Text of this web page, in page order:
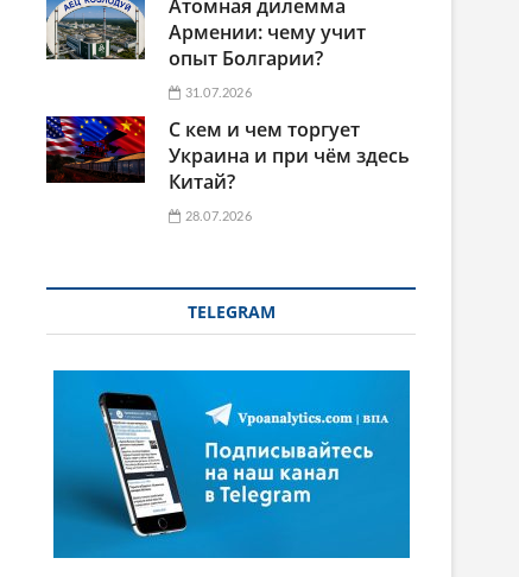
Атомная дилемма
Армении: чему учит
опыт Болгарии?
31.07.2026
С кем и чем торгует
Украина и при чём здесь
Китай?
28.07.2026
TELEGRAM